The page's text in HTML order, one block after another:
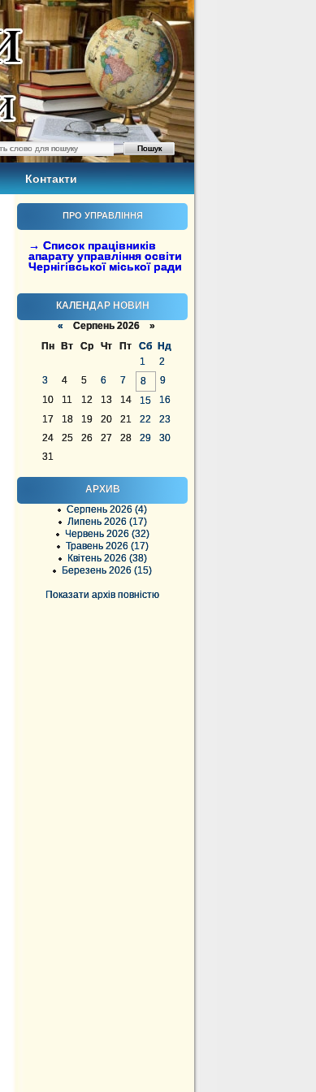
Контакти
ПРО УПРАВЛІННЯ
→ Список працівників
апарату управління освіти
Чернігівської міської ради
КАЛЕНДАР НОВИН
« Серпень 2026 »
Пн
Вт Ср Чт Пт Сб
Нд
1
2
3
4 5 6 7 8
9
10
11 12 13 14 15
16
17
18 19 20 21 22
23
24
25 26 27 28 29
30
31
АРХИВ
Серпень 2026 (4)
Липень 2026 (17)
Червень 2026 (32)
Травень 2026 (17)
Квітень 2026 (38)
Березень 2026 (15)
Показати архів повністю